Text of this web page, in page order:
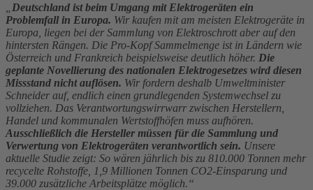
Deutschland ist beim Umgang mit Elektrogeräten ein
Problemfall in Europa. Wir kaufen mit am meisten Elektrogeräte in
Europa, liegen bei der Sammlung von Elektroschrott aber auf den
hintersten Rängen. Die Pro-Kopf Sammelmenge ist in Ländern wie
Österreich und Frankreich beispielsweise deutlich höher. Die
geplante Novellierung des nationalen Elektrogesetzes wird diesen
Missstand nicht auflösen. Wir fordern deshalb Umweltminister
Schneider auf, endlich einen grundlegenden Systemwechsel zu
vollziehen. Das Verantwortungswirrwarr zwischen Herstellern,
Handel und kommunalen Wertstoffhöfen muss aufhören.
Ausschließlich die Hersteller müssen für die Sammlung und
Verwertung von Elektrogeräten verantwortlich sein. Unsere
aktuelle Studie zeigt: So wären jährlich bis zu 810.000 Tonnen mehr
recycelte Rohstoffe, 1,9 Millionen Tonnen CO2-Einsparung und
39.000 zusätzliche Arbeitsplätze möglich.“